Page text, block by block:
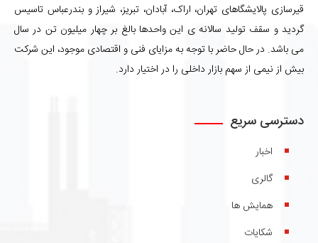
قیرسازی پالایشگاهای تهران، اراک، آبادان، تبریز، شیراز و بندرعباس تاسیس
گردید و سقف تولید سالانه ی این واحدها بالغ بر چهار میلیون تن در سال
می باشد. در حال حاضر با توجه به مزایای فنی و اقتصادی موجود، این شرکت
بیش از نیمی از سهم بازار داخلی را در اختیار دارد.
دسترسی سریع
اخبار
گالری
همایش ها
شکایات